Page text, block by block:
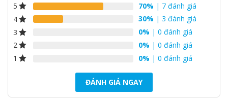
5 70% | 7 đánh giá
4
30% | 3 đánh giá
3
0% | 0 đánh giá
2
0% | 0 đánh giá
1
0% | 0 đánh giá
ĐÁNH GIÁ NGAY